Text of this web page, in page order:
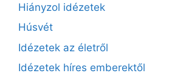
Hiányzol idézetek
Húsvét
Idézetek az életről
Idézetek híres emberektől